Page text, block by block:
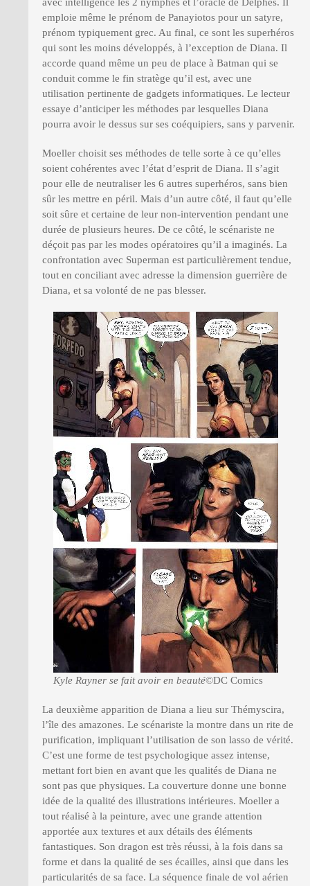
emploie même le prénom de Panayiotos pour un satyre,
prénom typiquement grec. Au final, ce sont les superhéros
qui sont les moins développés, à l’exception de Diana. Il
accorde quand même un peu de place à Batman qui se
conduit comme le fin stratège qu’il est, avec une
utilisation pertinente de gadgets informatiques. Le lecteur
essaye d’anticiper les méthodes par lesquelles Diana
pourra avoir le dessus sur ses coéquipiers, sans y parvenir.
Moeller choisit ses méthodes de telle sorte à ce qu’elles
soient cohérentes avec l’état d’esprit de Diana. Il s’agit
pour elle de neutraliser les 6 autres superhéros, sans bien
sûr les mettre en péril. Mais d’un autre côté, il faut qu’elle
soit sûre et certaine de leur non-intervention pendant une
durée de plusieurs heures. De ce côté, le scénariste ne
déçoit pas par les modes opératoires qu’il a imaginés. La
confrontation avec Superman est particulièrement tendue,
tout en conciliant avec adresse la dimension guerrière de
Diana, et sa volonté de ne pas blesser.
Kyle Rayner se fait avoir en beauté©DC Comics
La deuxième apparition de Diana a lieu sur Thémyscira,
l’île des amazones. Le scénariste la montre dans un rite de
purification, impliquant l’utilisation de son lasso de vérité.
C’est une forme de test psychologique assez intense,
mettant fort bien en avant que les qualités de Diana ne
sont pas que physiques. La couverture donne une bonne
idée de la qualité des illustrations intérieures. Moeller a
tout réalisé à la peinture, avec une grande attention
apportée aux textures et aux détails des éléments
fantastiques. Son dragon est très réussi, à la fois dans sa
forme et dans la qualité de ses écailles, ainsi que dans les
particularités de sa face. La séquence finale de vol aérien